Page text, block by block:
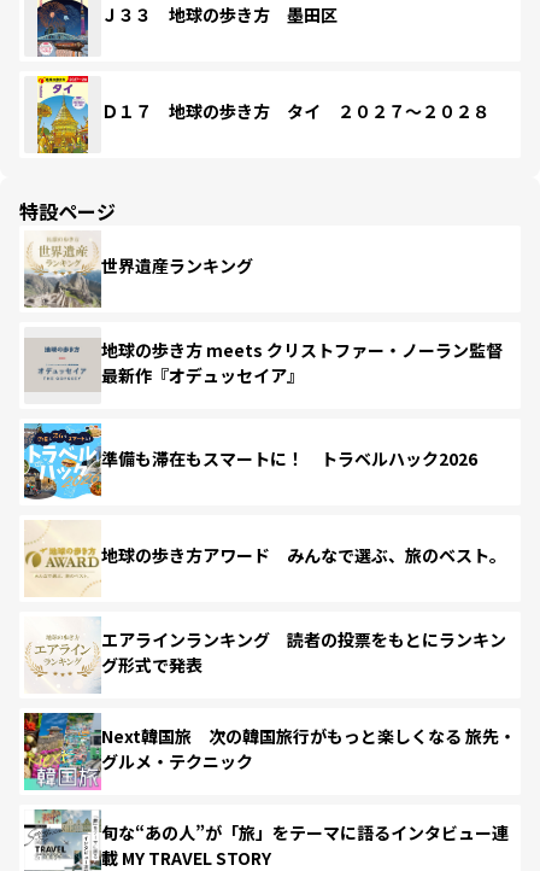
Ｊ３３ 地球の歩き方 墨田区
Ｄ１７ 地球の歩き方 タイ ２０２７～２０２８
特設ページ
世界遺産ランキング
地球の歩き方 meets クリストファー・ノーラン監督
最新作『オデュッセイア』
準備も滞在もスマートに！ トラベルハック2026
地球の歩き方アワード みんなで選ぶ、旅のベスト。
エアラインランキング 読者の投票をもとにランキン
グ形式で発表
Next韓国旅 次の韓国旅行がもっと楽しくなる 旅先・
グルメ・テクニック
旬な“あの人”が「旅」をテーマに語るインタビュー連
載 MY TRAVEL STORY